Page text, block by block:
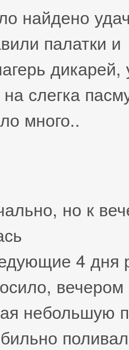
найдено
палатки и
дикарей,
слегка
много..
но к
4 дня
вечером